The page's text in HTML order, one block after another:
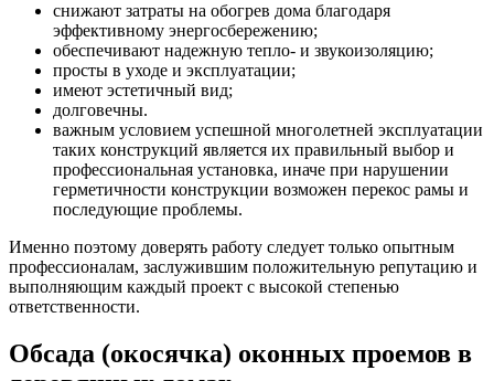
снижают затраты на обогрев дома благодаря
эффективному энергосбережению;
обеспечивают надежную тепло- и звукоизоляцию;
просты в уходе и эксплуатации;
имеют эстетичный вид;
долговечны.
важным условием успешной многолетней эксплуатации
таких конструкций является их правильный выбор и
профессиональная установка, иначе при нарушении
герметичности конструкции возможен перекос рамы и
последующие проблемы.
Именно поэтому доверять работу следует только опытным
профессионалам, заслужившим положительную репутацию и
выполняющим каждый проект с высокой степенью
ответственности.
Обсада (окосячка) оконных проемов в